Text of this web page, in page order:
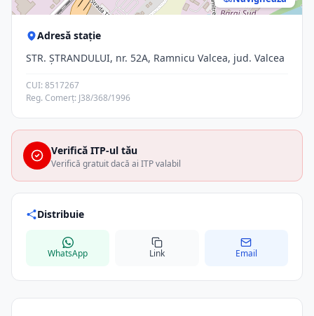
Adresă stație
STR. ŞTRANDULUI, nr. 52A, Ramnicu Valcea, jud. Valcea
CUI: 8517267
Reg. Comerț: J38/368/1996
Verifică ITP-ul tău
Verifică gratuit dacă ai ITP valabil
Distribuie
WhatsApp Link Email